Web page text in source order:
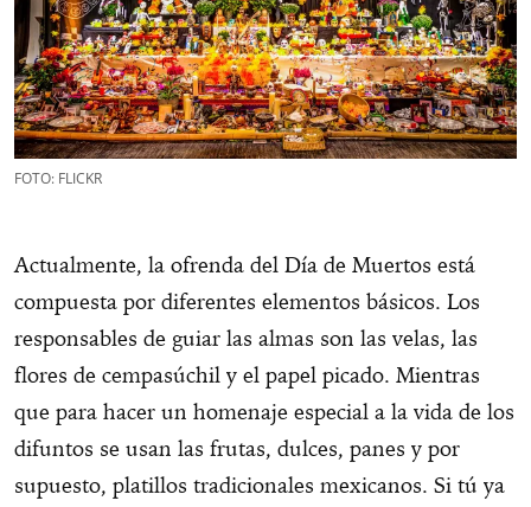
FOTO: FLICKR
Actualmente, la ofrenda del Día de Muertos está
compuesta por diferentes elementos básicos. Los
responsables de guiar las almas son las velas, las
flores de cempasúchil y el papel picado. Mientras
que para hacer un homenaje especial a la vida de los
difuntos se usan las frutas, dulces, panes y por
supuesto, platillos tradicionales mexicanos. Si tú ya